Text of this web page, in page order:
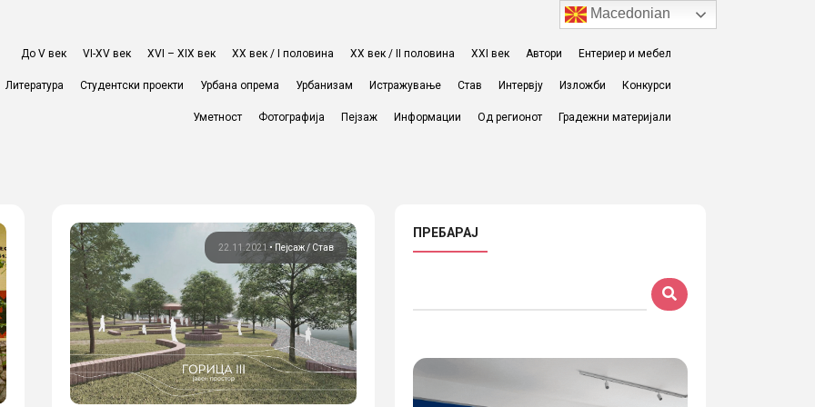
До V век VI-XV век XVI – XIX век ХХ век / I половина ХХ век / II половина XXI век Автори Ентериер и мебел
Литература Студентски проекти Урбана опрема Урбанизам Истражување Став Интервју Изложби Конкурси
Уметност Фотографија Пејзаж Информации Од регионот Градежни материјали
22.11.2021 • Пејсаж Став
ПРЕБАРАЈ
Macedonian